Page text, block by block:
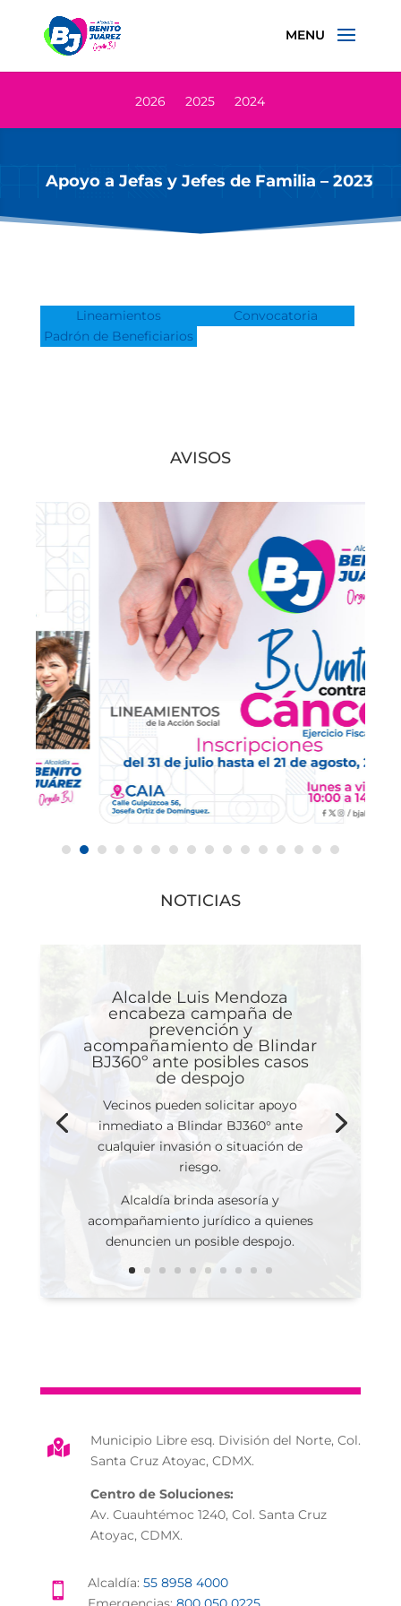
2026 2025 2024
Apoyo a Jefas y Jefes de Familia – 2023
Lineamientos
Convocatoria
Padrón de Beneficiarios
AVISOS
NOTICIAS
Alcalde Luis Mendoza
encabeza campaña de
prevención y
acompañamiento de Blindar
BJ360º ante posibles casos
de despojo
Vecinos pueden solicitar apoyo
inmediato a Blindar BJ360° ante
cualquier invasión o situación de
riesgo.
Alcaldía brinda asesoría y
acompañamiento jurídico a quienes
denuncien un posible despojo.

Municipio Libre esq. División del Norte, Col.
Santa Cruz Atoyac, CDMX.
Centro de Soluciones:
Av. Cuauhtémoc 1240, Col. Santa Cruz
Atoyac, CDMX.
 Alcaldía: 55 8958 4000